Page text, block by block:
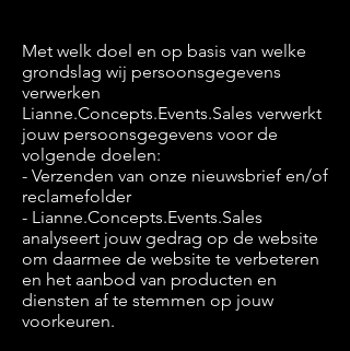
Met welk doel en op basis van welke
grondslag wij persoonsgegevens
verwerken
Lianne.Concepts.Events.Sales verwerkt
jouw persoonsgegevens voor de
volgende doelen:
- Verzenden van onze nieuwsbrief en/of
reclamefolder
- Lianne.Concepts.Events.Sales
analyseert jouw gedrag op de website
om daarmee de website te verbeteren
en het aanbod van producten en
diensten af te stemmen op jouw
voorkeuren.